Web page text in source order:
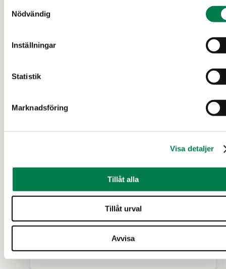
Nödvändig
Inställningar
Statistik
Marknadsföring
Visa detaljer
Tillåt alla
Tillåt urval
Avvisa
399 100 €
9 d
Metsätilat Harjunsalo ja
Harjunsivu
Parkano
230 100 € 38,01 ha